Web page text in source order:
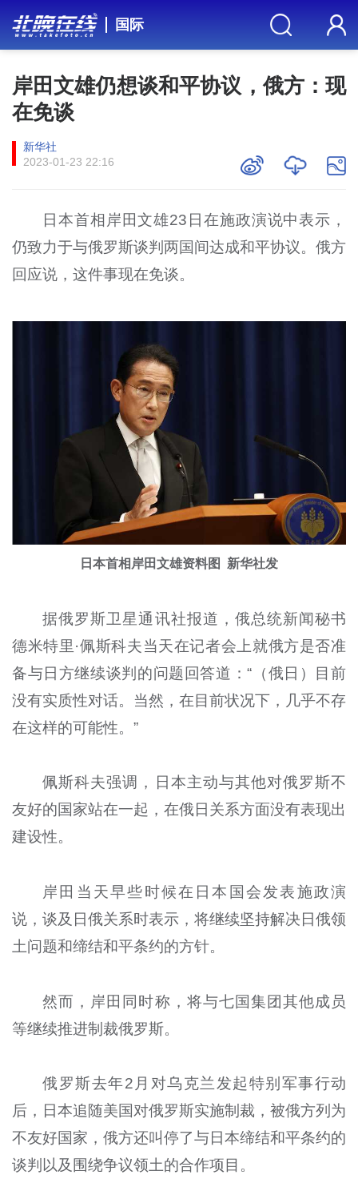
国际
岸田文雄仍想谈和平协议，俄方：现
在免谈
新华社
2023-01-23 22:16
日本首相岸田文雄23日在施政演说中表示，
仍致力于与俄罗斯谈判两国间达成和平协议。俄方
回应说，这件事现在免谈。
日本首相 岸田文雄资料图 新华社发
据俄罗斯卫星通讯社报道，俄总统新闻秘书
德米特里·佩斯科夫当天在记者会上就俄方是否准
备与日方继续谈判的问题回答道：“（俄日）目前
没有实质性对话。当然，在目前状况下，几乎不存
在这样的可能性。”
佩斯科夫强调，日本主动与其他对俄罗斯不
友好的国家站在一起，在俄日关系方面没有表现出
建设性。
岸田当天早些时候在日本国会发表施政演
说，谈及日俄关系时表示，将继续坚持解决日俄领
土问题和缔结和平条约的方针。
然而，岸田同时称，将与七国集团其他成员
等继续推进制裁俄罗斯。
俄罗斯去年2月对乌克兰发起特别军事行动
后，日本追随美国对俄罗斯实施制裁，被俄方列为
不友好国家，俄方还叫停了与日本缔结和平条约的
谈判以及围绕争议领土的合作项目。